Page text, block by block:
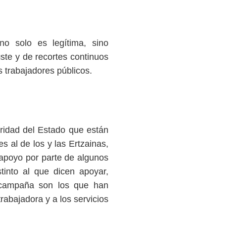
solo es legítima, sino
y de recortes continuos
trabajadores públicos.
del Estado que están
al de los y las Ertzainas,
por parte de algunos
al que dicen apoyar,
son los que han
y a los servicios